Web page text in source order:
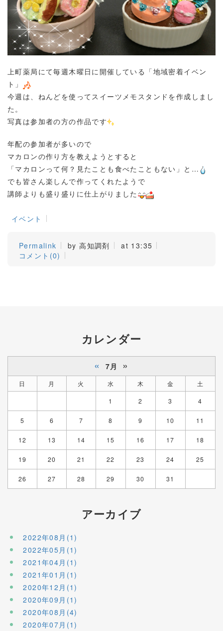
上町薬局にて毎週木曜日に開催している「地域密着イベン
ト」
今週は、ねんどを使ってスイーツメモスタンドを作成しまし
た。
写真は参加者の方の作品です
年配の参加者が多いので
マカロンの作り方を教えようとすると
「マカロンって何？見たことも食べたこともない」と…
でも皆さん楽しんで作ってくれたようで
講師よりも盛り盛りに仕上がりました
イベント
Permalink by 高知調剤
at 13:35
コメント(0)
カレンダー
« 7月 »
日 月 火 水 木 金 土
1 2 3 4
5 6 7 8 9 10 11
12 13 14 15 16 17 18
19 20 21 22 23 24 25
26 27 28 29 30 31
アーカイブ
2022年08月(1)
2022年05月(1)
2021年04月(1)
2021年01月(1)
2020年12月(1)
2020年09月(1)
2020年08月(4)
2020年07月(1)